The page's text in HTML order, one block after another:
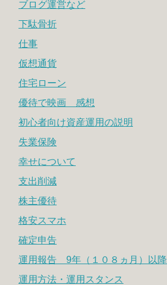
ブログ運営など
下駄骨折
仕事
仮想通貨
住宅ローン
優待で映画 感想
初心者向け資産運用の説明
失業保険
幸せについて
支出削減
株主優待
格安スマホ
確定申告
運用報告 9年（１０８ヵ月）以降
運用方法・運用スタンス